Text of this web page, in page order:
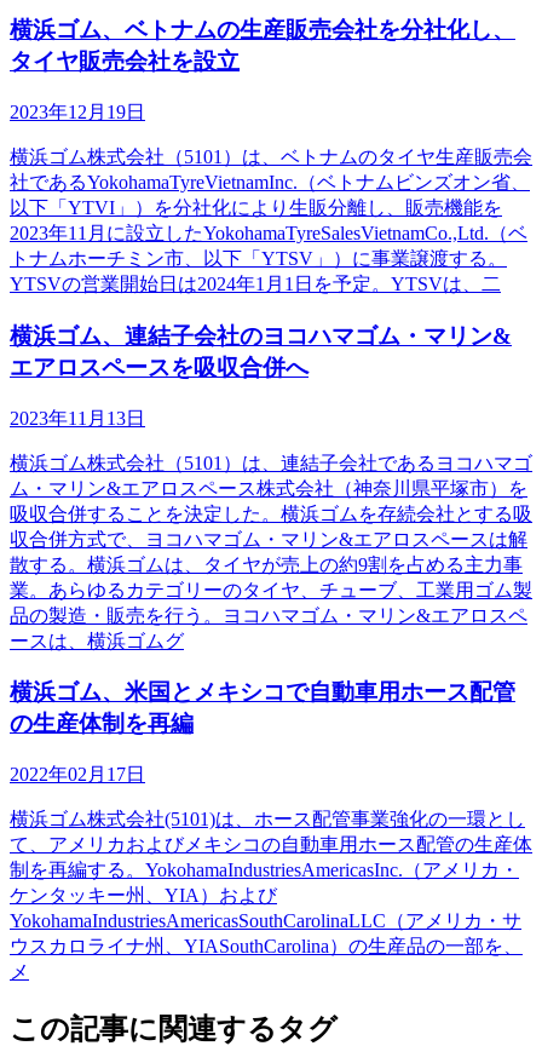
横浜ゴム、ベトナムの生産販売会社を分社化し、
タイヤ販売会社を設立
2023年12月19日
横浜ゴム株式会社（5101）は、ベトナムのタイヤ生産販売会
社であるYokohamaTyreVietnamInc.（ベトナムビンズオン省、
以下「YTVI」）を分社化により生販分離し、販売機能を
2023年11月に設立したYokohamaTyreSalesVietnamCo.,Ltd.（ベ
トナムホーチミン市、以下「YTSV」）に事業譲渡する。
YTSVの営業開始日は2024年1月1日を予定。YTSVは、二
横浜ゴム、連結子会社のヨコハマゴム・マリン&
エアロスペースを吸収合併へ
2023年11月13日
横浜ゴム株式会社（5101）は、連結子会社であるヨコハマゴ
ム・マリン&エアロスペース株式会社（神奈川県平塚市）を
吸収合併することを決定した。横浜ゴムを存続会社とする吸
収合併方式で、ヨコハマゴム・マリン&エアロスペースは解
散する。横浜ゴムは、タイヤが売上の約9割を占める主力事
業。あらゆるカテゴリーのタイヤ、チューブ、工業用ゴム製
品の製造・販売を行う。ヨコハマゴム・マリン&エアロスペ
ースは、横浜ゴムグ
横浜ゴム、米国とメキシコで自動車用ホース配管
の生産体制を再編
2022年02月17日
横浜ゴム株式会社(5101)は、ホース配管事業強化の一環とし
て、アメリカおよびメキシコの自動車用ホース配管の生産体
制を再編する。YokohamaIndustriesAmericasInc.（アメリカ・
ケンタッキー州、YIA）および
YokohamaIndustriesAmericasSouthCarolinaLLC（アメリカ・サ
ウスカロライナ州、YIASouthCarolina）の生産品の一部を、
メ
この記事に関連するタグ